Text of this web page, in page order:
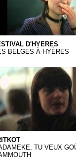
D'HYERES
BELGES À HYÈRES
TU VEUX